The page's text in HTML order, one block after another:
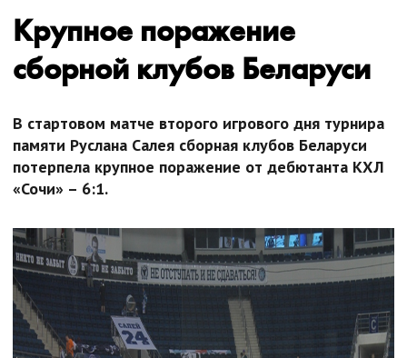
Крупное поражение
сборной клубов Беларуси
В стартовом матче второго игрового дня турнира
памяти Руслана Салея сборная клубов Беларуси
потерпела крупное поражение от дебютанта КХЛ
«Сочи» – 6:1.